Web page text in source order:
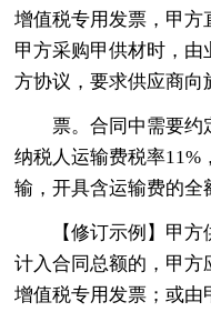
增值税专用发票，甲方
甲方采购甲供材时，
方协议，要求供应商
票。合同中需要约
纳税人运输费税率11%
输，开具含运输费的全
【修订示例】甲
计入合同总额的，甲
增值税专用发票；或